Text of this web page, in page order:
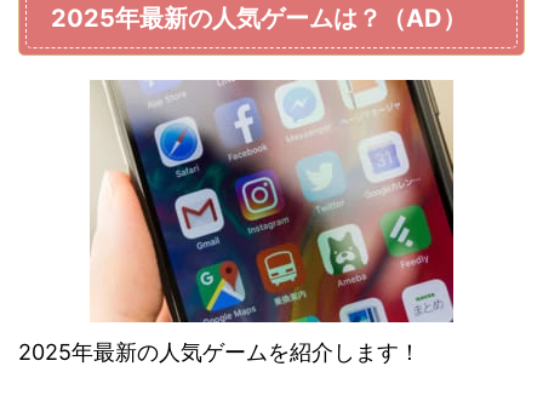
2025年最新の人気ゲームは？（AD）
2025年最新の人気ゲームを紹介します！